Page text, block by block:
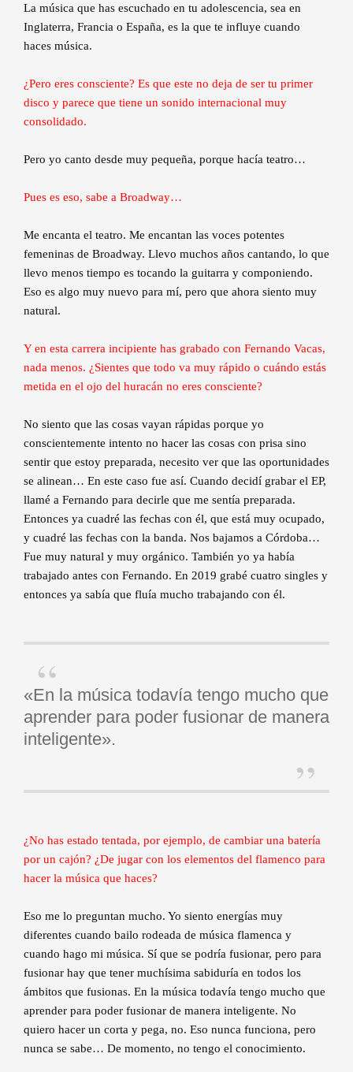
La música que has escuchado en tu adolescencia, sea en
Inglaterra, Francia o España, es la que te influye cuando
haces música.
¿Pero eres consciente? Es que este no deja de ser tu primer
disco y parece que tiene un sonido internacional muy
consolidado.
Pero yo canto desde muy pequeña, porque hacía teatro…
Pues es eso, sabe a Broadway…
Me encanta el teatro. Me encantan las voces potentes
femeninas de Broadway. Llevo muchos años cantando, lo que
llevo menos tiempo es tocando la guitarra y componiendo.
Eso es algo muy nuevo para mí, pero que ahora siento muy
natural.
Y en esta carrera incipiente has grabado con Fernando Vacas,
nada menos. ¿Sientes que todo va muy rápido o cuándo estás
metida en el ojo del huracán no eres consciente?
No siento que las cosas vayan rápidas porque yo
conscientemente intento no hacer las cosas con prisa sino
sentir que estoy preparada, necesito ver que las oportunidades
se alinean… En este caso fue así. Cuando decidí grabar el EP,
llamé a Fernando para decirle que me sentía preparada.
Entonces ya cuadré las fechas con él, que está muy ocupado,
y cuadré las fechas con la banda. Nos bajamos a Córdoba…
Fue muy natural y muy orgánico. También yo ya había
trabajado antes con Fernando. En 2019 grabé cuatro singles y
entonces ya sabía que fluía mucho trabajando con él.
«En la música todavía tengo mucho que
aprender para poder fusionar de manera
inteligente».
¿No has estado tentada, por ejemplo, de cambiar una batería
por un cajón? ¿De jugar con los elementos del flamenco para
hacer la música que haces?
Eso me lo preguntan mucho. Yo siento energías muy
diferentes cuando bailo rodeada de música flamenca y
cuando hago mi música. Sí que se podría fusionar, pero para
fusionar hay que tener muchísima sabiduría en todos los
ámbitos que fusionas. En la música todavía tengo mucho que
aprender para poder fusionar de manera inteligente. No
quiero hacer un corta y pega, no. Eso nunca funciona, pero
nunca se sabe… De momento, no tengo el conocimiento.